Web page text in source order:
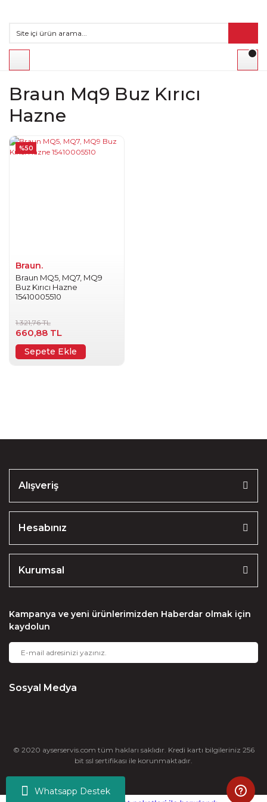
Whatsapp Destek
Braun Mq9 Buz Kırıcı
Hazne
%50
Braun.
Braun MQ5, MQ7, MQ9
Buz Kırıcı Hazne
15410005510
660,88 TL
1.321,76 TL
Sepete Ekle
Alışveriş
Hesabınız
Kurumsal
Kampanya ve yeni ürünlerimizden Haberdar olmak için
kaydolun
Sosyal Medya
© 2020 ayserservis.com tüm hakları saklıdır. Kredi kartı bilgileriniz 256
bit ssl sertifikası ile korunmaktadır.